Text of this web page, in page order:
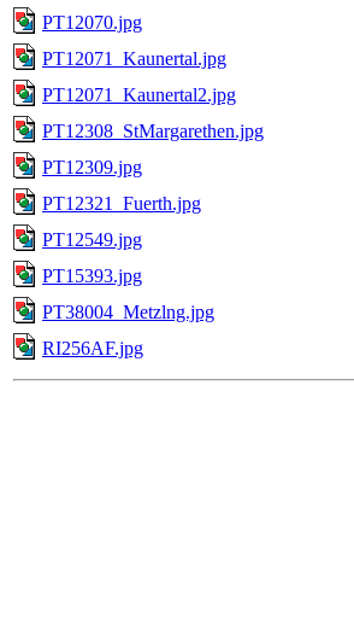
PT12070.jpg
PT12071_Kaunertal.jpg
PT12071_Kaunertal2.jpg
PT12308_StMargarethen.jpg
PT12309.jpg
PT12321_Fuerth.jpg
PT12549.jpg
PT15393.jpg
PT38004_Metzlng.jpg
RI256AF.jpg